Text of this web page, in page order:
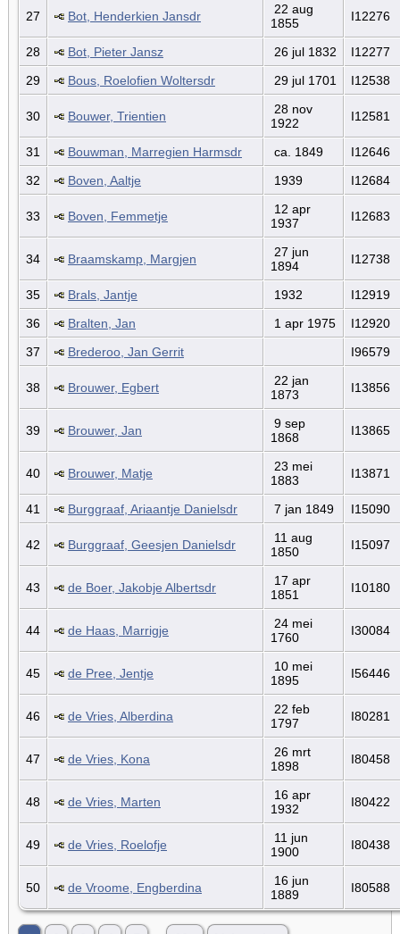
27 Bot, Henderkien Jansdr
22 aug
1855
I12276
28 Bot, Pieter Jansz 26 jul 1832
I12277
29
Bous, Roelofien Woltersdr 29 jul 1701 I12538
30 Bouwer, Trientien
28 nov
1922
I12581
31 Bouwman, Marregien Harmsdr ca. 1849
I12646
32
Boven, Aaltje 1939 I12684
33 Boven, Femmetje
12 apr
1937
I12683
34 Braamskamp, Margjen
27 jun
1894
I12738
35 Brals, Jantje 1932
I12919
36
Bralten, Jan 1 apr 1975
I12920
37
Brederoo, Jan Gerrit I96579
38 Brouwer, Egbert
22 jan
1873
I13856
39 Brouwer, Jan
9 sep
1868
I13865
40 Brouwer, Matje
23 mei
1883
I13871
41 Burggraaf, Ariaantje Danielsdr 7 jan 1849 I15090
42 Burggraaf, Geesjen Danielsdr
11 aug
1850
I15097
43 de Boer, Jakobje Albertsdr
17 apr
1851
I10180
44 de Haas, Marrigje
24 mei
1760
I30084
45 de Pree, Jentje
10 mei
1895
I56446
46 de Vries, Alberdina
22 feb
1797
I80281
47 de Vries, Kona
26 mrt
1898
I80458
48 de Vries, Marten
16 apr
1932
I80422
49 de Vries, Roelofje
11 jun
1900
I80438
50 de Vroome, Engberdina
16 jun
1889
I80588